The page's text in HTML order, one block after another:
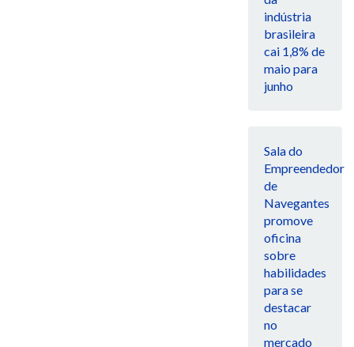
indústria
brasileira
cai 1,8% de
maio para
junho
Sala do
Empreendedor
de
Navegantes
promove
oficina
sobre
habilidades
para se
destacar
no
mercado